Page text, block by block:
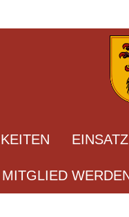
MITGLIED